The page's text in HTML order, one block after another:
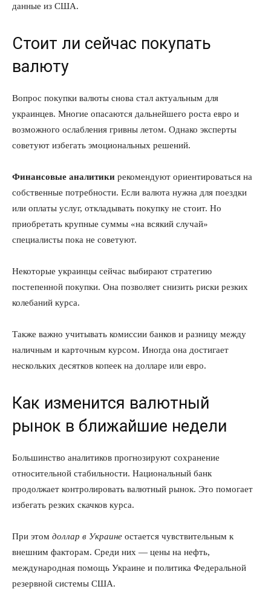
КавПолит
Связаться с нами
Политика конфиденциальности
Подписка
данные из США.
Стоит ли сейчас покупать
валюту
Вопрос покупки валюты снова стал актуальным для
украинцев. Многие опасаются дальнейшего роста евро и
возможного ослабления гривны летом. Однако эксперты
советуют избегать эмоциональных решений.
Финансовые аналитики рекомендуют ориентироваться на
собственные потребности. Если валюта нужна для поездки
или оплаты услуг, откладывать покупку не стоит. Но
приобретать крупные суммы «на всякий случай»
специалисты пока не советуют.
Некоторые украинцы сейчас выбирают стратегию
постепенной покупки. Она позволяет снизить риски резких
колебаний курса.
Также важно учитывать комиссии банков и разницу между
наличным и карточным курсом. Иногда она достигает
нескольких десятков копеек на долларе или евро.
Как изменится валютный
рынок в ближайшие недели
Большинство аналитиков прогнозируют сохранение
относительной стабильности. Национальный банк
продолжает контролировать валютный рынок. Это помогает
избегать резких скачков курса.
При этом доллар в Украине остается чувствительным к
внешним факторам. Среди них — цены на нефть,
международная помощь Украине и политика Федеральной
резервной системы США.